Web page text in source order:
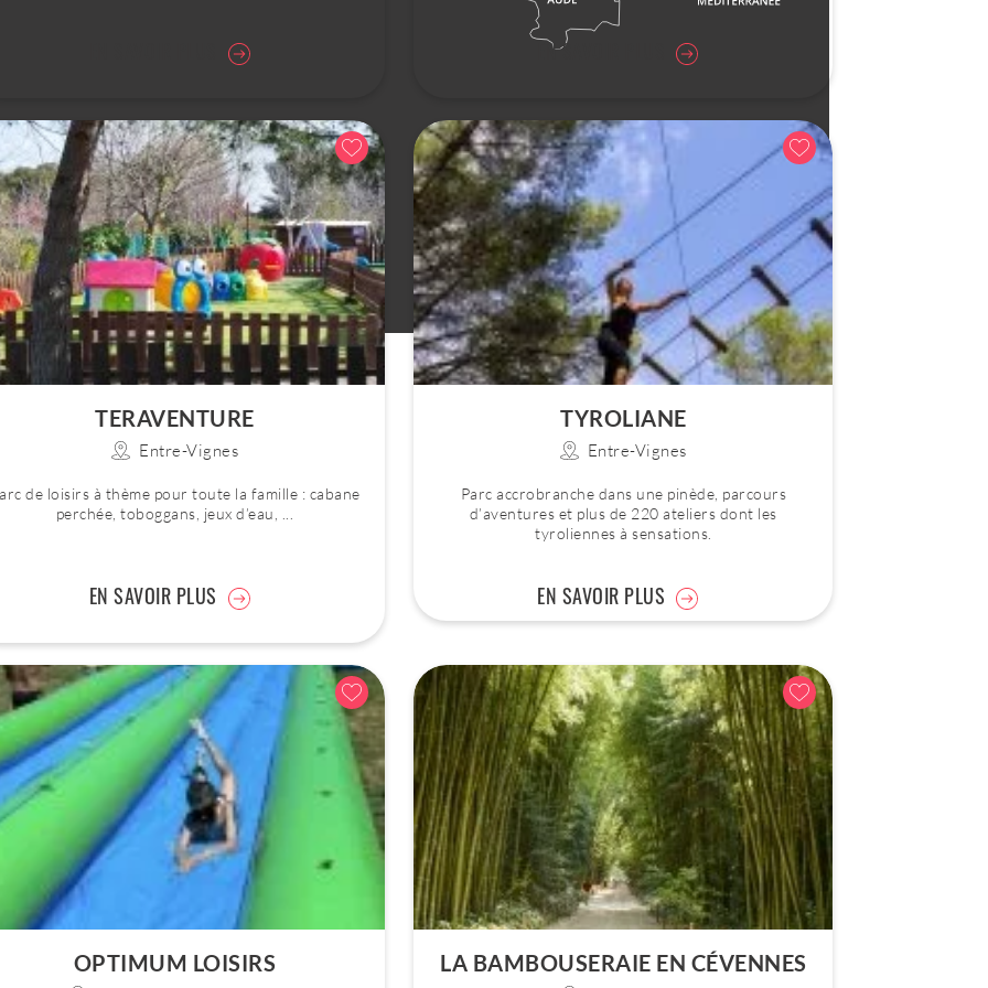
EN SAVOIR PLUS
TERAVENTURE
Entre-Vignes
de loisirs à thème pour toute la famille : cabane
perchée, toboggans, jeux d’eau, ...
EN SAVOIR PLUS
TYROLIANE
Entre-Vignes
Parc accrobranche dans une pinède, parcours
d’aventures et plus de 220 ateliers dont les
tyroliennes à sensations.
EN SAVOIR PLUS
OPTIMUM LOISIRS LA BAMBOUSERAIE EN CÉVENNES
Gestion des cookies